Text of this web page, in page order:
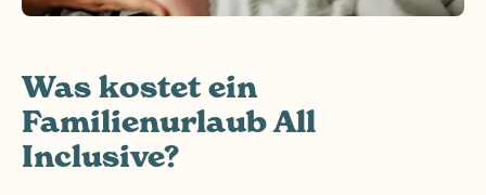
Was kostet ein
Familienurlaub All
Inclusive?